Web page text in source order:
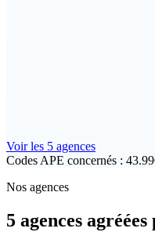
Voir les 5 agences
Codes APE concernés :
Nos agences
5 agences